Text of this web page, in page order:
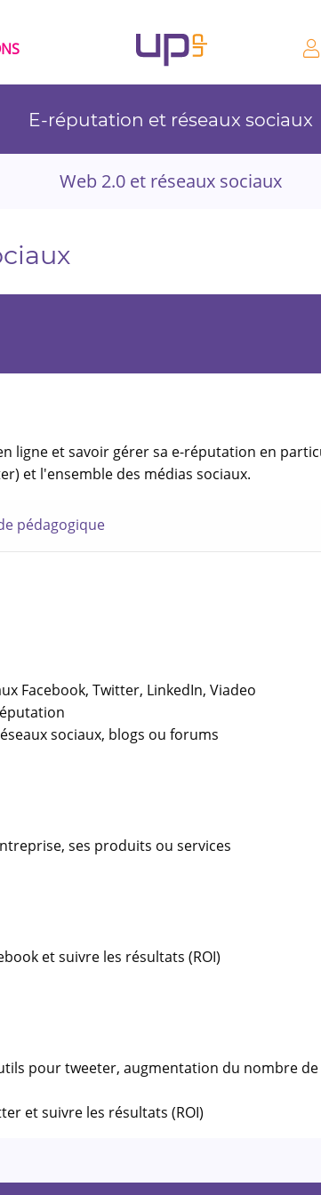
E-réputation et réseaux sociaux
Web 2.0 et réseaux sociaux
ligne et savoir gérer sa e-réputation en
et l'ensemble des médias sociaux.
pédagogique
Facebook, Twitter, LinkedIn, Viadeo
sociaux, blogs ou forums
ses produits ou services
et suivre les résultats (ROI)
pour tweeter, augmentation du nombre
et suivre les résultats (ROI)